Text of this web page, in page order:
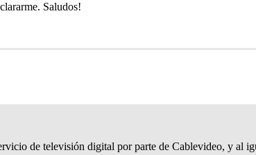
Saludos!
de televisión digital por parte de Cablevideo, y al